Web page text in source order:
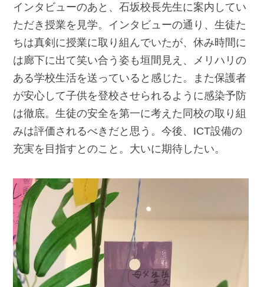
インタビューのあと、石坂校長先生に案内してい
ただき授業を見学。インタビューの通り、生徒た
ちは真剣に授業に取り組んでいたが、休み時間に
は廊下に出て笑い合う姿も垣間見え、メリハリの
ある学校生活を送っていると感じた。また保護者
が安心して子供を登校させられるように感染予防
は徹底。生徒の安全を第一に考えた同校の取り組
みは評価されるべきだと思う。今後、ICT設備の
充実を目指すとのこと。大いに期待したい。